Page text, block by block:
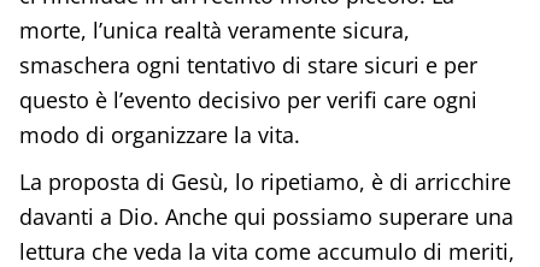
morte, l’unica realtà veramente sicura,
smaschera ogni tentativo di stare sicuri e per
questo è l’evento decisivo per verifi care ogni
modo di organizzare la vita.
La proposta di Gesù, lo ripetiamo, è di arricchire
davanti a Dio. Anche qui possiamo superare una
lettura che veda la vita come accumulo di meriti,